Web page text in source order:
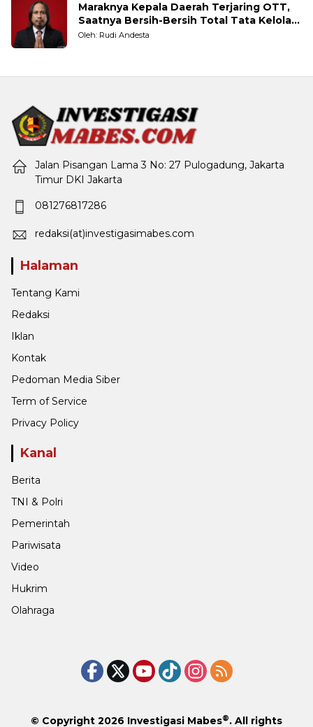
Maraknya Kepala Daerah Terjaring OTT,
Saatnya Bersih-Bersih Total Tata Kelola
Pemerintahan
Oleh: Rudi Andesta
Jalan Pisangan Lama 3 No: 27 Pulogadung, Jakarta
Timur DKI Jakarta
081276817286
redaksi(at)investigasimabes.com
Halaman
Tentang Kami
Redaksi
Iklan
Kontak
Pedoman Media Siber
Term of Service
Privacy Policy
Kanal
Berita
TNI & Polri
Pemerintah
Pariwisata
Video
Hukrim
Olahraga
© Copyright 2026 Investigasi Mabes®. All rights